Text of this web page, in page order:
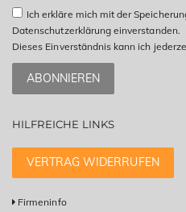
Ich erkläre mich mit der
Datenschutzerklärung einverstanden.
Dieses Einverständnis kann ich
ABONNIEREN
HILFREICHE LINKS
VERTRAG WIDERRUFEN
Firmeninfo